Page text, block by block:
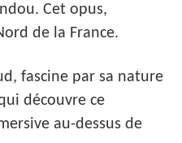
Cet opus,
de la France.
fascine par sa nature
découvre ce
au-dessus de